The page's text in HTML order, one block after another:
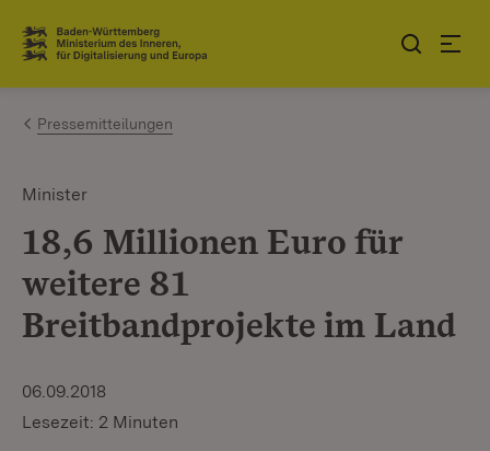
Zum Inhalt springen
Link zur Startseite
Pressemitteilungen
Minister
18,6 Millionen Euro für
weitere 81
Breitbandprojekte im Land
06.09.2018
Lesezeit: 2 Minuten